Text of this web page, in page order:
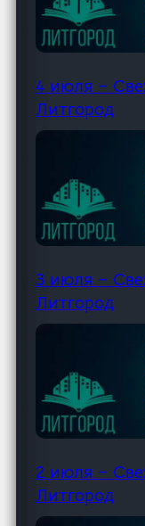
4 июля –
Литгород
3 июля –
Литгород
2 июля –
Литгород